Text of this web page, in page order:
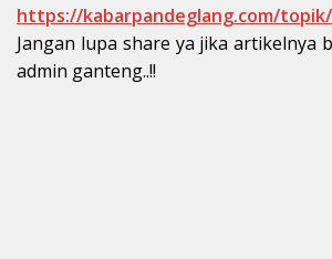
https://kabarpandeglang.com/
Jangan lupa share ya jika artikelnya
admin ganteng..!!